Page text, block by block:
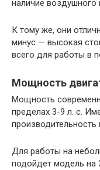
наличие воздушного
К тому же, они
минус — высокая
всего для работы в
Мощность
Мощность
пределах 3-9 л. с.
Для работы на
подойдет модель на